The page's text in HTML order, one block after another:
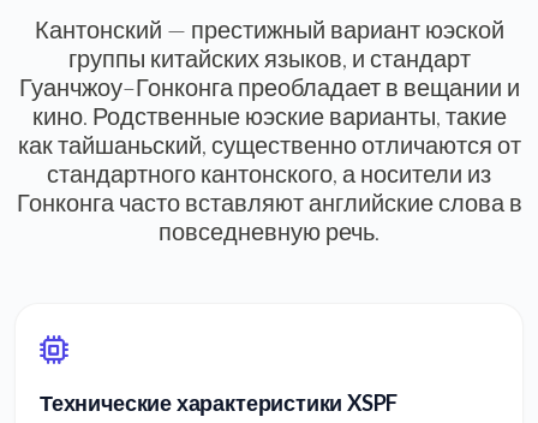
Кантонский — престижный вариант юэской
группы китайских языков, и стандарт
Гуанчжоу–Гонконга преобладает в вещании и
кино. Родственные юэские варианты, такие
как тайшаньский, существенно отличаются от
стандартного кантонского, а носители из
Гонконга часто вставляют английские слова в
повседневную речь.
Технические характеристики XSPF